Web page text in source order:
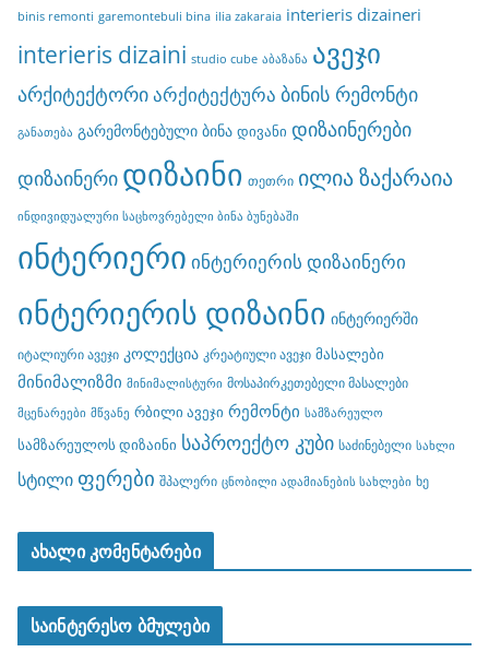
binis remonti garemontebuli bina ilia zakaraia interieris dizaineri
interieris dizaini studio cube აბაზანა ავეჯი
არქიტექტორიარქიტექტურა ბინის რემონტი
განათება გარემონტებული ბინა დივანი დიზაინერები
დიზაინერი დიზაინი თეთრი ილია ზაქარაია
ინდივიდუალური საცხოვრებელი ბინა ბუნებაში
ინტერიერი ინტერიერის დიზაინერი
ინტერიერის დიზაინი ინტერიერში
იტალიური ავეჯი კოლექცია კრეატიული ავეჯი მასალები
მინიმალიზმი მინიმალისტური მოსაპირკეთებელი მასალები
მცენარეები მწვანე რბილი ავეჯი რემონტი სამზარეულო
სამზარეულოს დიზაინი საპროექტო კუბი საძინებელი სახლი
სტილი ფერები შპალერი ცნობილი ადამიანების სახლები ხე
ახალი კომენტარები
საინტერესო ბმულები